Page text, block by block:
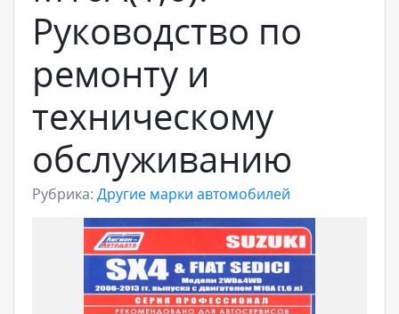
Руководство по
ремонту и
техническому
обслуживанию
Рубрика: Другие марки автомобилей